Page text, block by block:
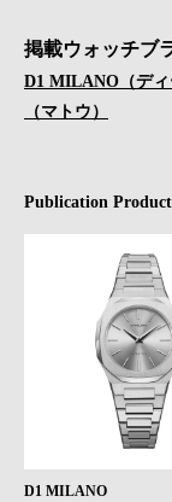
掲載ウォッチブ
D1 MILANO（ディ
（マトウ）
Publication
D1 MILANO